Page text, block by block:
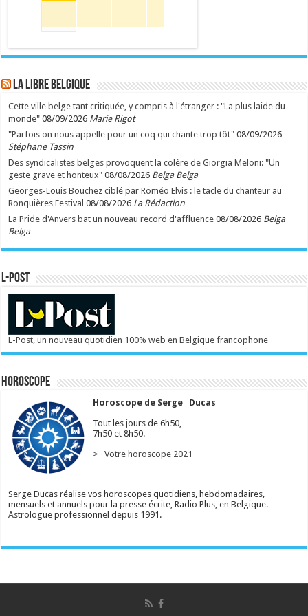
LA Libre Belgique
Cette ville belge tant critiquée, y compris à l'étranger : "La plus laide du
monde" 08/09/2026 Marie Rigot
"Parfois on nous appelle pour un coq qui chante trop tôt" 08/09/2026
Stéphane Tassin
Des syndicalistes belges provoquent la colère de Giorgia Meloni: "Un
geste grave et honteux" 08/08/2026 Belga Belga
Georges-Louis Bouchez ciblé par Roméo Elvis : le tacle du chanteur au
Ronquières Festival 08/08/2026 La Rédaction
La Pride d'Anvers bat un nouveau record d'affluence 08/08/2026 Belga
Belga
L-POST
L-Post, un nouveau quotidien 100% web en Belgique francophone
Horoscope
Horoscope de Serge Ducas
Tout les jours de 6h50,
7h50 et 8h50.
> Votre horoscope 2021
Serge Ducas réalise vos horoscopes quotidiens, hebdomadaires,
mensuels et annuels pour la presse écrite, Radio Plus, en Belgique.
Astrologue professionnel depuis 1991.